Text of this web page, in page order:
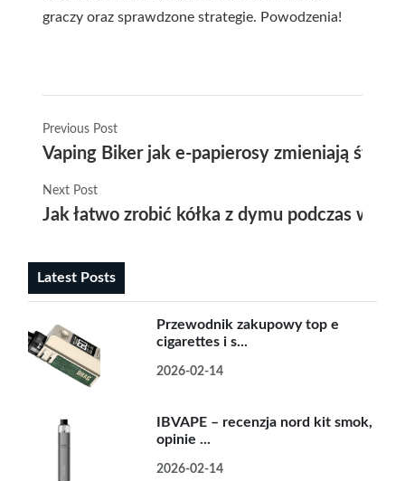
graczy oraz sprawdzone strategie. Powodzenia!
Previous Post
Vaping Biker jak e-papierosy zmieniają
Next Post
Jak łatwo zrobić kółka z dymu podczas
Latest Posts
Przewodnik zakupowy top e
cigarettes i s...
2026-02-14
IBVAPE – recenzja nord kit smok,
opinie ...
2026-02-14